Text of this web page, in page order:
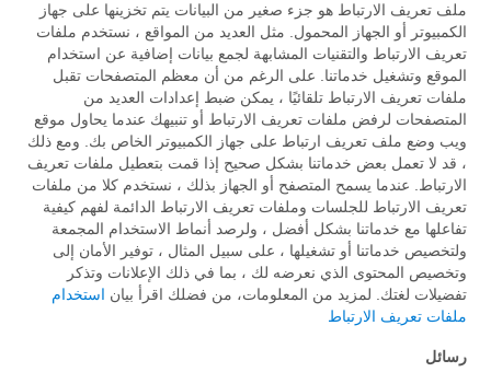
ملف تعريف الارتباط هو جزء صغير من البيانات يتم تخزينها على جهاز
الكمبيوتر أو الجهاز المحمول. مثل العديد من المواقع ، نستخدم ملفات
تعريف الارتباط والتقنيات المشابهة لجمع بيانات إضافية عن استخدام
الموقع وتشغيل خدماتنا. على الرغم من أن معظم المتصفحات تقبل
ملفات تعريف الارتباط تلقائيًا ، يمكن ضبط إعدادات العديد من
المتصفحات لرفض ملفات تعريف الارتباط أو تنبيهك عندما يحاول موقع
ويب وضع ملف تعريف ارتباط على جهاز الكمبيوتر الخاص بك. ومع ذلك
، قد لا تعمل بعض خدماتنا بشكل صحيح إذا قمت بتعطيل ملفات تعريف
الارتباط. عندما يسمح المتصفح أو الجهاز بذلك ، نستخدم كلا من ملفات
تعريف الارتباط للجلسات وملفات تعريف الارتباط الدائمة لفهم كيفية
تفاعلها مع خدماتنا بشكل أفضل ، ولرصد أنماط الاستخدام المجمعة
ولتخصيص خدماتنا أو تشغيلها ، على سبيل المثال ، توفير الأمان إلى
وتخصيص المحتوى الذي نعرضه لك ، بما في ذلك الإعلانات وتذكر
تفضيلات لغتك. لمزيد من المعلومات، من فضلك اقرأ بيان استخدام
ملفات تعريف الارتباط
رسائل